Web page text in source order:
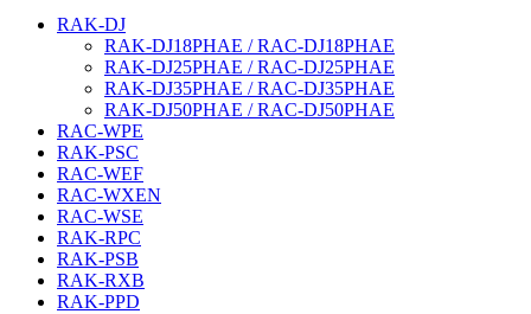
RAK-DJ
RAK-DJ18PHAE / RAC-DJ18PHAE
RAK-DJ25PHAE / RAC-DJ25PHAE
RAK-DJ35PHAE / RAC-DJ35PHAE
RAK-DJ50PHAE / RAC-DJ50PHAE
RAC-WPE
RAK-PSC
RAC-WEF
RAC-WXEN
RAC-WSE
RAK-RPC
RAK-PSB
RAK-RXB
RAK-PPD